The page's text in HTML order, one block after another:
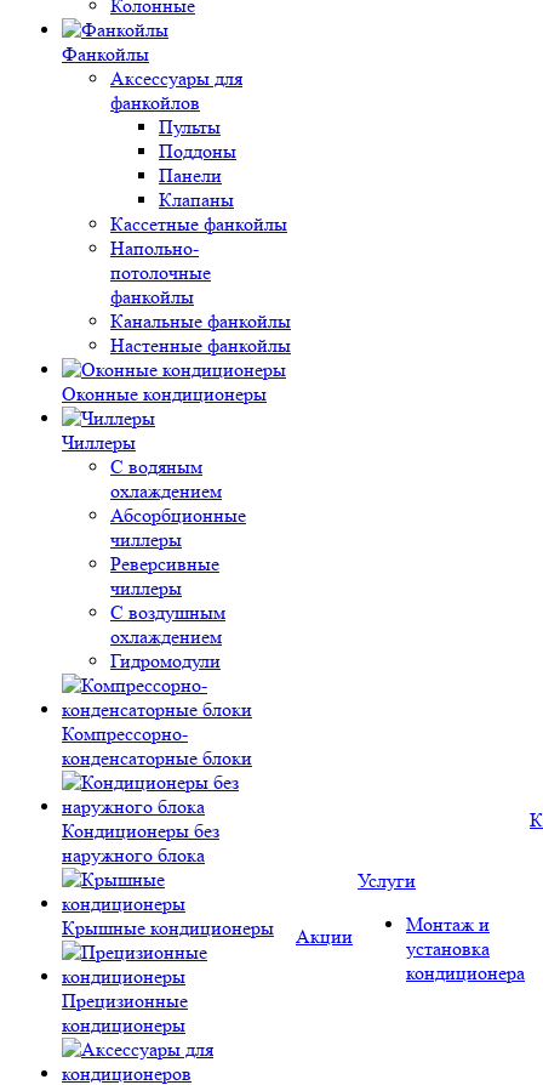
Колонные
Фанкойлы
Аксессуары для
фанкойлов
Пульты
Поддоны
Панели
Клапаны
Кассетные фанкойлы
Напольно-
потолочные
фанкойлы
Канальные фанкойлы
Настенные фанкойлы
Оконные кондиционеры
Чиллеры
С водяным
охлаждением
Абсорбционные
чиллеры
Реверсивные
чиллеры
С воздушным
охлаждением
Гидромодули
Компрессорно-
конденсаторные блоки
Кондиционеры без
наружного блока
Крышные кондиционеры
Прецизионные
кондиционеры
Акции
Услуги
Монтаж и
установка
кондиционера